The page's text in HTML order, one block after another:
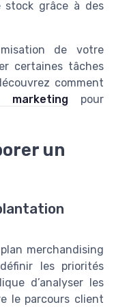
stock grâce à des
de votre
certaines tâches
comment
marketing pour
un
merchandising
les priorités
d’analyser les
le parcours client